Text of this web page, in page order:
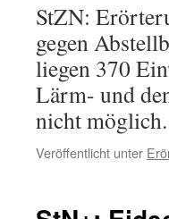
StZN:
gegen
liegen 370
Lärm- und
nicht
Veröffentlicht unter